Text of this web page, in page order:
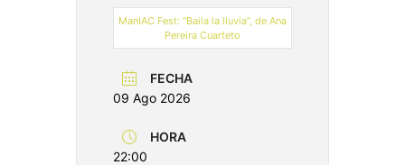
ManIAC Fest: “Baila la lluvia”, de Ana
Pereira Cuarteto
FECHA
09 Ago 2026
HORA
22:00